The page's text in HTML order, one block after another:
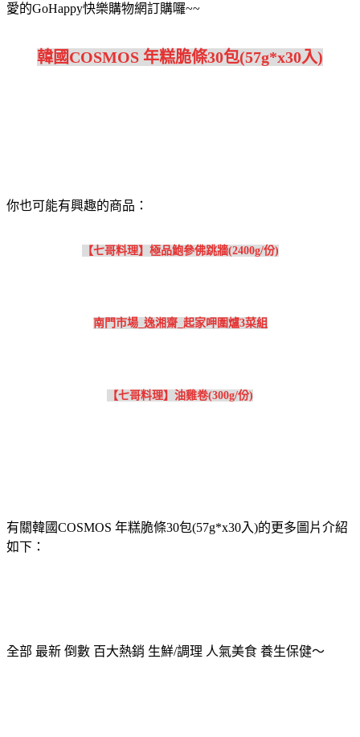
愛的GoHappy快樂購物網訂購囉~~
韓國COSMOS 年糕脆條30包(57g*x30入)
你也可能有興趣的商品：
【七哥料理】極品鮑參佛跳牆(2400g/份)
南門市場_逸湘齋_起家呷圍爐3菜組
【七哥料理】油雞卷(300g/份)
有關韓國COSMOS 年糕脆條30包(57g*x30入)的更多圖片介紹
如下：
全部 最新 倒數 百大熱銷 生鮮/調理 人氣美食 養生保健～